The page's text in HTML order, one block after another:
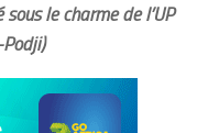
le charme de l’UP